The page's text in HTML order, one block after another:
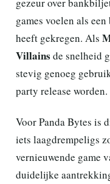
games voelen als
heeft gekregen. Als
Villains de snelheid
stevig genoeg
party release worden.
Voor Panda Bytes is
iets laagdrempeligs
vernieuwende game
duidelijke